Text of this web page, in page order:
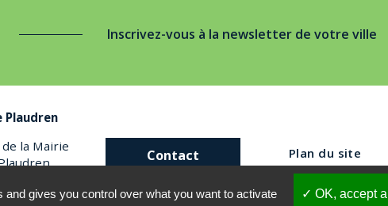
Inscrivez-vous à la newsletter de votre ville
Plaudren
de la Mairie
90 62
Contact Plan du site
and gives you control over what you want to activate OK, accept all